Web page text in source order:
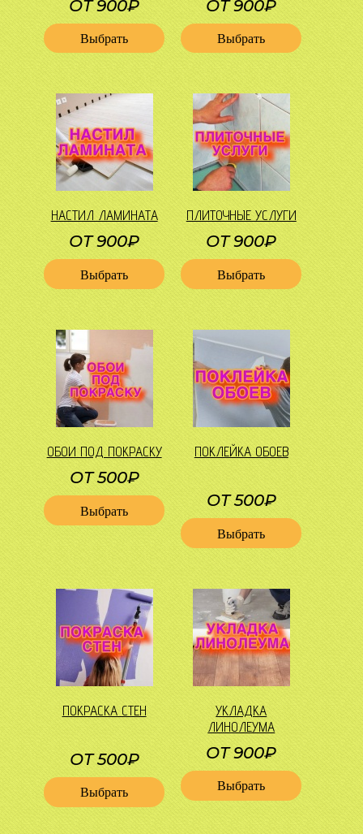
ОТ 900₽
Выбрать
ОТ 900₽
Выбрать
НАСТИЛ ЛАМИНАТА
ОТ 900₽
Выбрать
ПЛИТОЧНЫЕ УСЛУГИ
ОТ 900₽
Выбрать
ОБОИ ПОД ПОКРАСКУ
ОТ 500₽
Выбрать
ПОКЛЕЙКА ОБОЕВ
ОТ 500₽
Выбрать
ПОКРАСКА СТЕН
ОТ 500₽
Выбрать
УКЛАДКА
ЛИНОЛЕУМА
ОТ 900₽
Выбрать